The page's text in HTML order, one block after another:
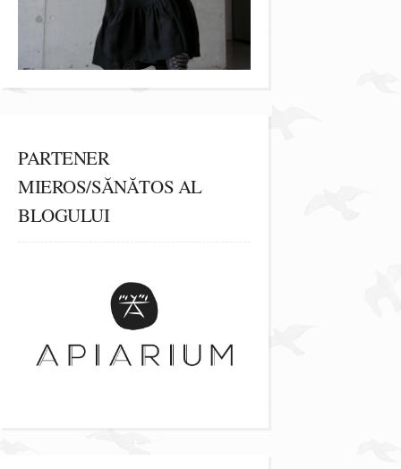
PARTENER
MIEROS/SĂNĂTOS AL
BLOGULUI